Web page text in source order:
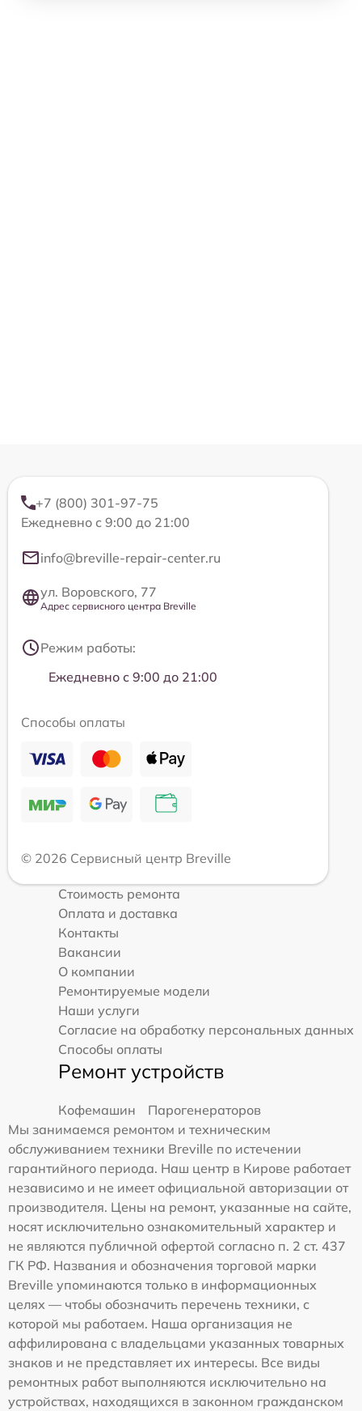
+7 (800) 301-97-75
Ежедневно с 9:00 до 21:00
info@breville-repair-center.ru
ул. Воровского, 77
Адрес сервисного центра Breville
Режим работы:
Ежедневно с 9:00 до 21:00
Способы оплаты
© 2026 Сервисный центр Breville
Стоимость ремонта
Оплата и доставка
Контакты
Вакансии
О компании
Ремонтируемые модели
Наши услуги
Согласие на обработку персональных данных
Способы оплаты
Ремонт устройств
Кофемашин
Парогенераторов
Мы занимаемся ремонтом и техническим
обслуживанием техники Breville по истечении
гарантийного периода. Наш центр в Кирове работает
независимо и не имеет официальной авторизации от
производителя. Цены на ремонт, указанные на сайте,
носят исключительно ознакомительный характер и
не являются публичной офертой согласно п. 2 ст. 437
ГК РФ. Названия и обозначения торговой марки
Breville упоминаются только в информационных
целях — чтобы обозначить перечень техники, с
которой мы работаем. Наша организация не
аффилирована с владельцами указанных товарных
знаков и не представляет их интересы. Все виды
ремонтных работ выполняются исключительно на
устройствах, находящихся в законном гражданском